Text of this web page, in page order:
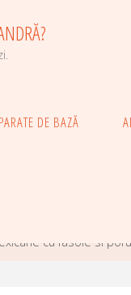
DE BAZĂ
cu fasole si